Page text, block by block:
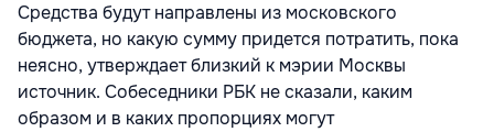
Средства будут направлены из московского
бюджета, но какую сумму придется потратить, пока
неясно, утверждает близкий к мэрии Москвы
источник. Собеседники РБК не сказали, каким
образом и в каких пропорциях могут